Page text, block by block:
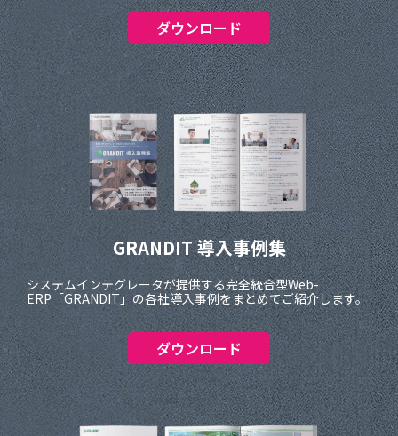
ダウンロード
GRANDIT 導入事例集
システムインテグレータが提供する完全統合型Web-
ERP「GRANDIT」の各社導入事例をまとめてご紹介します。
ダウンロード